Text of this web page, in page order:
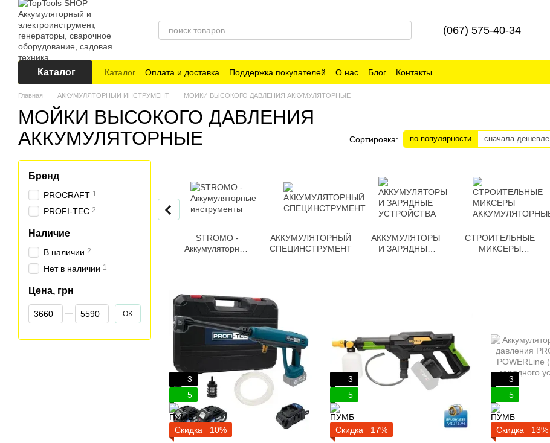
Перейти к основному контенту
(067) 575-40-34
Каталог Каталог Оплата и доставка Поддержка покупателей О нас Блог Контакты
Главная АККУМУЛЯТОРНЫЙ ИНСТРУМЕНТ МОЙКИ ВЫСОКОГО ДАВЛЕНИЯ АККУМУЛЯТОРНЫЕ
МОЙКИ ВЫСОКОГО ДАВЛЕНИЯ
АККУМУЛЯТОРНЫЕ
Сортировка: по популярности сначала дешевле
STROMO -
Аккумуляторные
АККУМУЛЯТОРНЫЙ
СПЕЦИНСТРУМЕНТ
АККУМУЛЯТОРЫ
И ЗАРЯДНЫЕ
СТРОИТЕЛЬНЫЕ
МИКСЕРЫ
3
5
Скидка −10%
3
5
Скидка −17%
3
5
Скидка −13%
Бренд
PROCRAFT 1
PROFI-TEC 2
Наличие
В наличии 2
Нет в наличии 1
Цена, грн
От Цена, грн
До Цена, грн OK